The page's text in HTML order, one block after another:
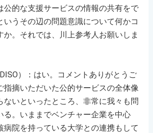
公的な支援サービスの情報の共有をで
いうその辺の問題意識について何かコ
か。それでは、川上参考人お願いしま
）：はい。コメントありがとうご
指摘いただいた公的サービスの全体像
ないといったところ、非常に我々も問
る。いままでベンチャー企業を中心
病院を持っている大学との連携もして